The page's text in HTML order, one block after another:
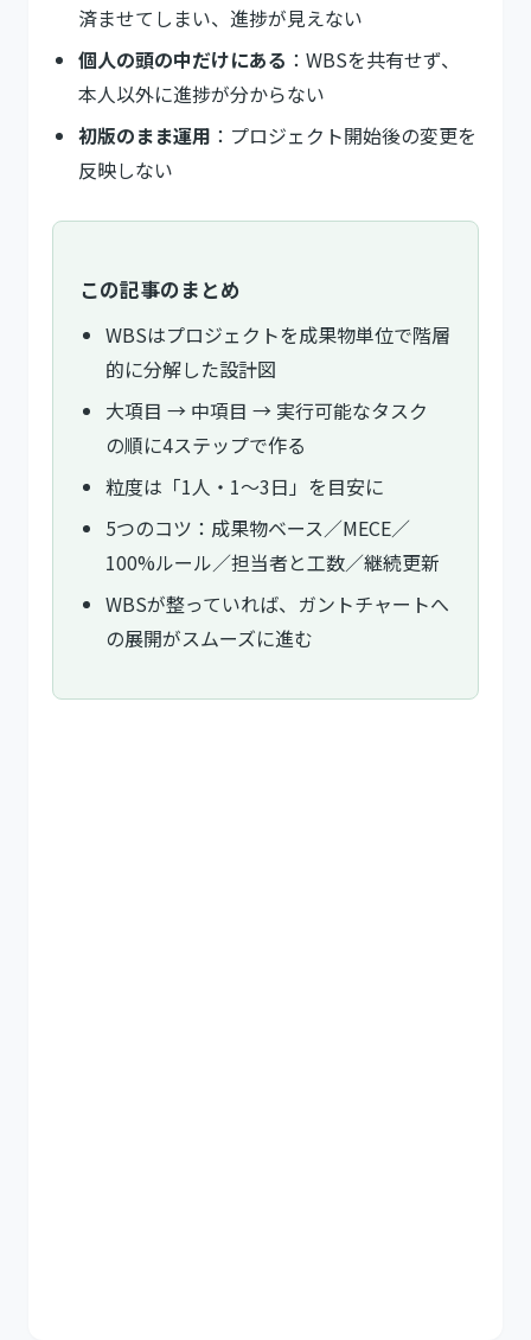
済ませてしまい、進捗が見えない
個人の頭の中だけにある ：WBSを共有せず、
本人以外に進捗が分からない
初版のまま運用 ：プロジェクト開始後の変更を
反映しない
この記事のまとめ
WBSはプロジェクトを成果物単位で階層
的に分解した設計図
大項目 → 中項目 → 実行可能なタスク
の順に4ステップで作る
粒度は「1人・1〜3日」を目安に
5つのコツ：成果物ベース／MECE／
100%ルール／担当者と工数／継続更新
WBSが整っていれば、ガントチャートへ
の展開がスムーズに進む